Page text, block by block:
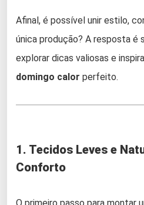
Afinal, é possível unir estilo,
única produção? A resposta é
explorar dicas valiosas e
domingo calor perfeito.
1. Tecidos Leves e
Conforto